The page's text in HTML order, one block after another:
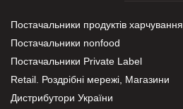
Постачальники продуктів харчування
Постачальники nonfood
Постачальники Private Label
Retail. Роздрібні мережі, Магазини
Дистрибутори України